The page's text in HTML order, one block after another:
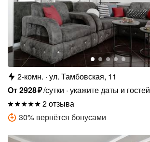
2-комн. ул. Тамбовская, 11
От2928₽/сутки укажите даты и гостей
2 отзыва
30% вернётся бонусами